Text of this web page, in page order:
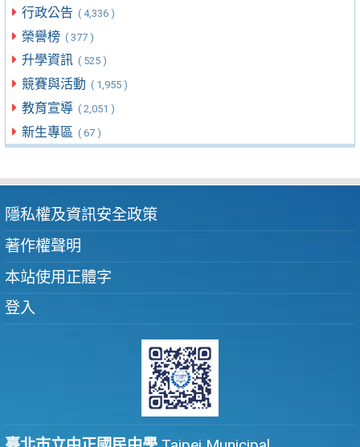
行政公告 ( 4,336 )
榮譽榜 ( 377 )
升學資訊 ( 525 )
競賽與活動 ( 1,955 )
教育宣導 ( 2,051 )
新生專區 ( 67 )
隱私權及資訊安全政策
著作權聲明
本站使用正體字
登入